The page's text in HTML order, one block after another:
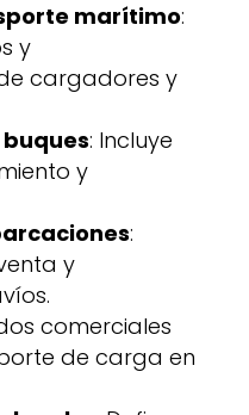
marítimo:
y
cargadores y
: Incluye
y
:
y
comerciales
de carga en